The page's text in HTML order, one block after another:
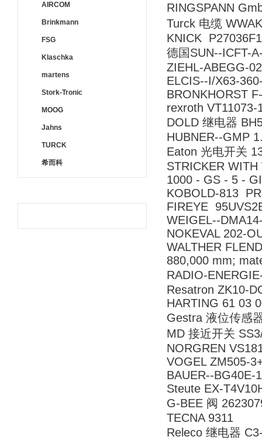
AIRCOM
Brinkmann
FSG
Klaschka
martens
Stork-Tronic
MOOG
Jahns
TURCK
希而科
RINGSPANN
Turck 电缆
KNICK P27036F1
德国SUN--ICFT-
ZIEHL-ABEGG-
ELCIS--I/X63-
BRONKHORST
rexroth
DOLD 继电器
HUBNER--GMP
Eaton 光电开关
STRICKER
1000 - GS - 5 -
KOBOLD-813
FIREYE
WEIGEL--
NOKEVAL 202-
WALTHER
880,000 mm;
RADIO-
Resatron
HARTING 61 03
Gestra 液位传感
MD 接近开关
NORGREN
VOGEL
BAUER--BG40E-
Steute EX-
G-BEE 阀
TECNA 9311
Releco 继电器